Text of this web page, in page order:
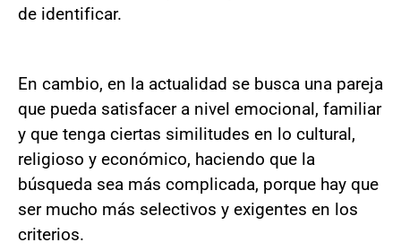
de identificar.
En cambio, en la actualidad se busca una pareja
que pueda satisfacer a nivel emocional, familiar
y que tenga ciertas similitudes en lo cultural,
religioso y económico, haciendo que la
búsqueda sea más complicada, porque hay que
ser mucho más selectivos y exigentes en los
criterios.